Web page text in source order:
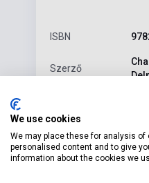
ISBN
Szerző
Kötés
Kiadó
We use cookies
We may place these for analysis
personalised content and to give
information about the cookies we